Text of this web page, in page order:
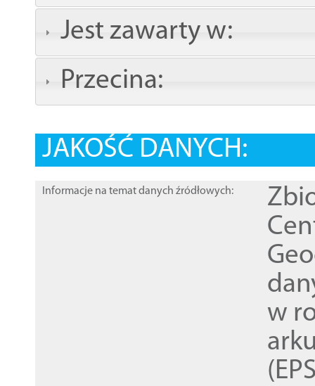
Jest zawarty w:
Przecina:
JAKOŚĆ DANYCH:
Informacje na temat danych źródłowych:
w